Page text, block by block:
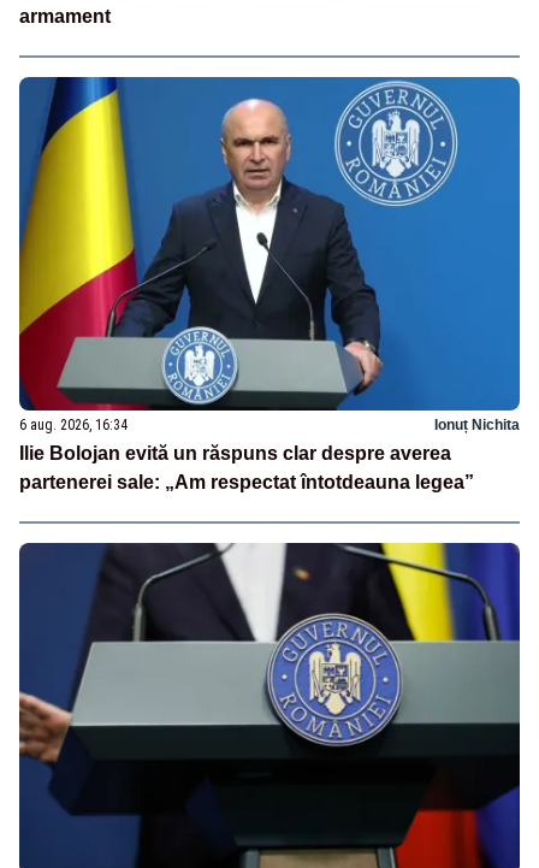
armament
6 aug. 2026, 16:34 Ionuț Nichita
Ilie Bolojan evită un răspuns clar despre averea
partenerei sale: „Am respectat întotdeauna legea”